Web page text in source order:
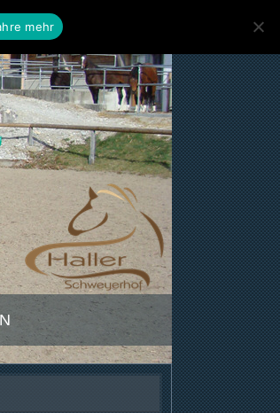
mehr